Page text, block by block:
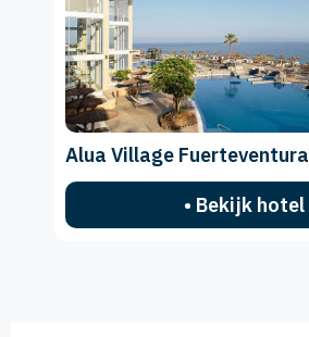
Alua Village Fuerteventura
• Bekijk hotel